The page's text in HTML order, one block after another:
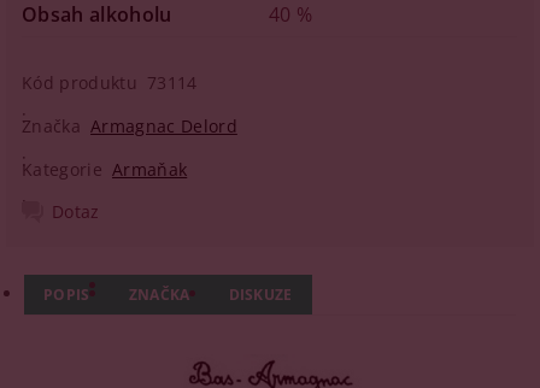
Obsah alkoholu
40 %
Kód produktu 73114
Značka Armagnac Delord
Kategorie Armaňak
Dotaz
POPIS ZNAČKA DISKUZE